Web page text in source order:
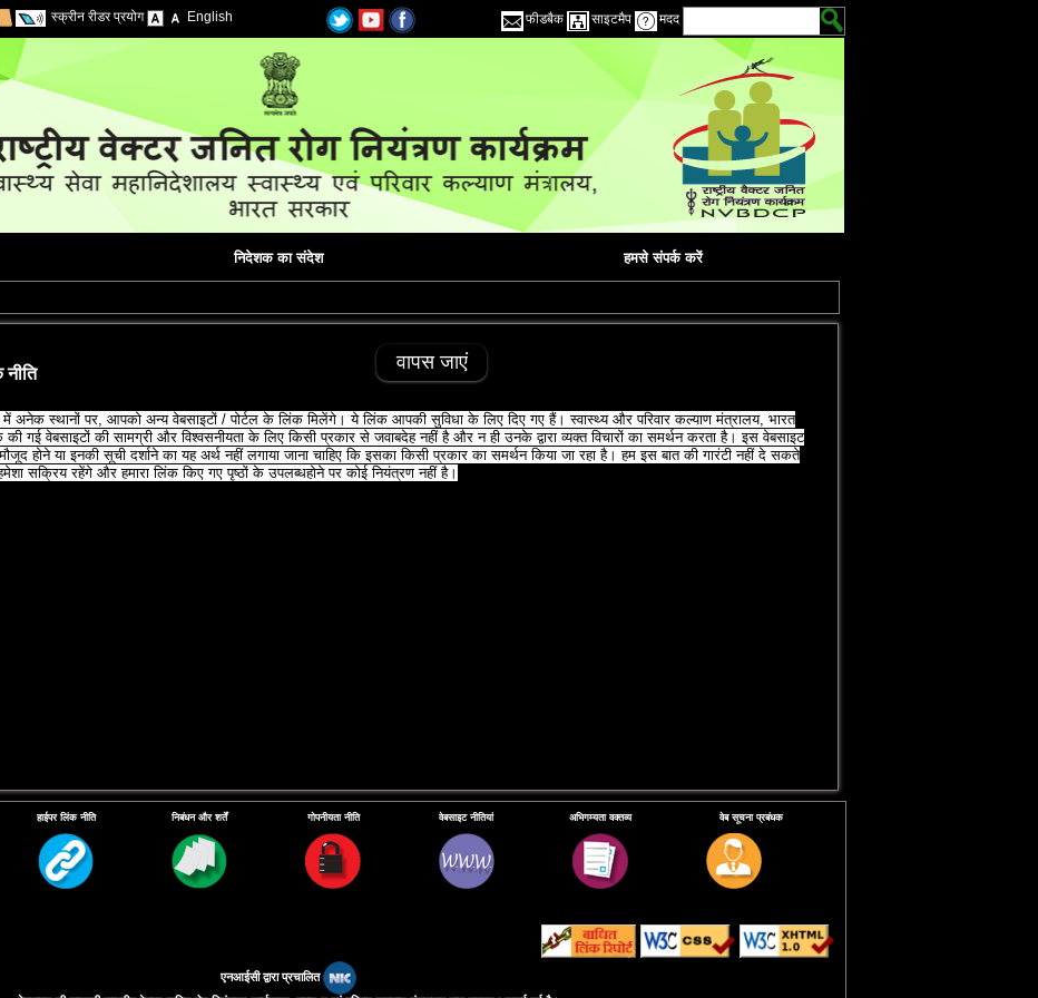
स्क्रीन रीडर प्रयोग English फीडबैक साइटमैप मदद
निदेशक का संदेश हमसे संपर्क करें
नीति
वापस जाएं
अनेक स्‍थानों पर, आपको अन्‍य वेबसाइटों / पोर्टल के लिंक मिलेंगे। ये लिंक आपकी सुविधा के लिए दिए गए हैं। स्‍वास्‍थ्‍य और परिवार कल्‍याण मंत्रालय, भारत
गई वेबसाइटों की सामग्री और विश्‍वसनीयता के लिए किसी प्रकार से जवाबदेह नहीं है और न ही उनके द्वारा व्‍यक्‍त विचारों का समर्थन करता है। इस वेबसाइट
होने या इनकी सूची दर्शाने का यह अर्थ नहीं लगाया जाना चाहिए कि इसका किसी प्रकार का समर्थन किया जा रहा है। हम इस बात की गारंटी नहीं दे सकते
सक्रिय रहेंगे और हमारा लिंक किए गए पृष्‍ठों के उपलब्‍धहोने पर कोई नियंत्रण नहीं है।
हाईपर लिंक नीति निबंधन और शर्तें गोपनीयता नीति वेबसाइट नीतियां अभिगम्यता वक्तव्य वेब सूचना प्रबंधक
एनआईसी द्वारा प्रचालित